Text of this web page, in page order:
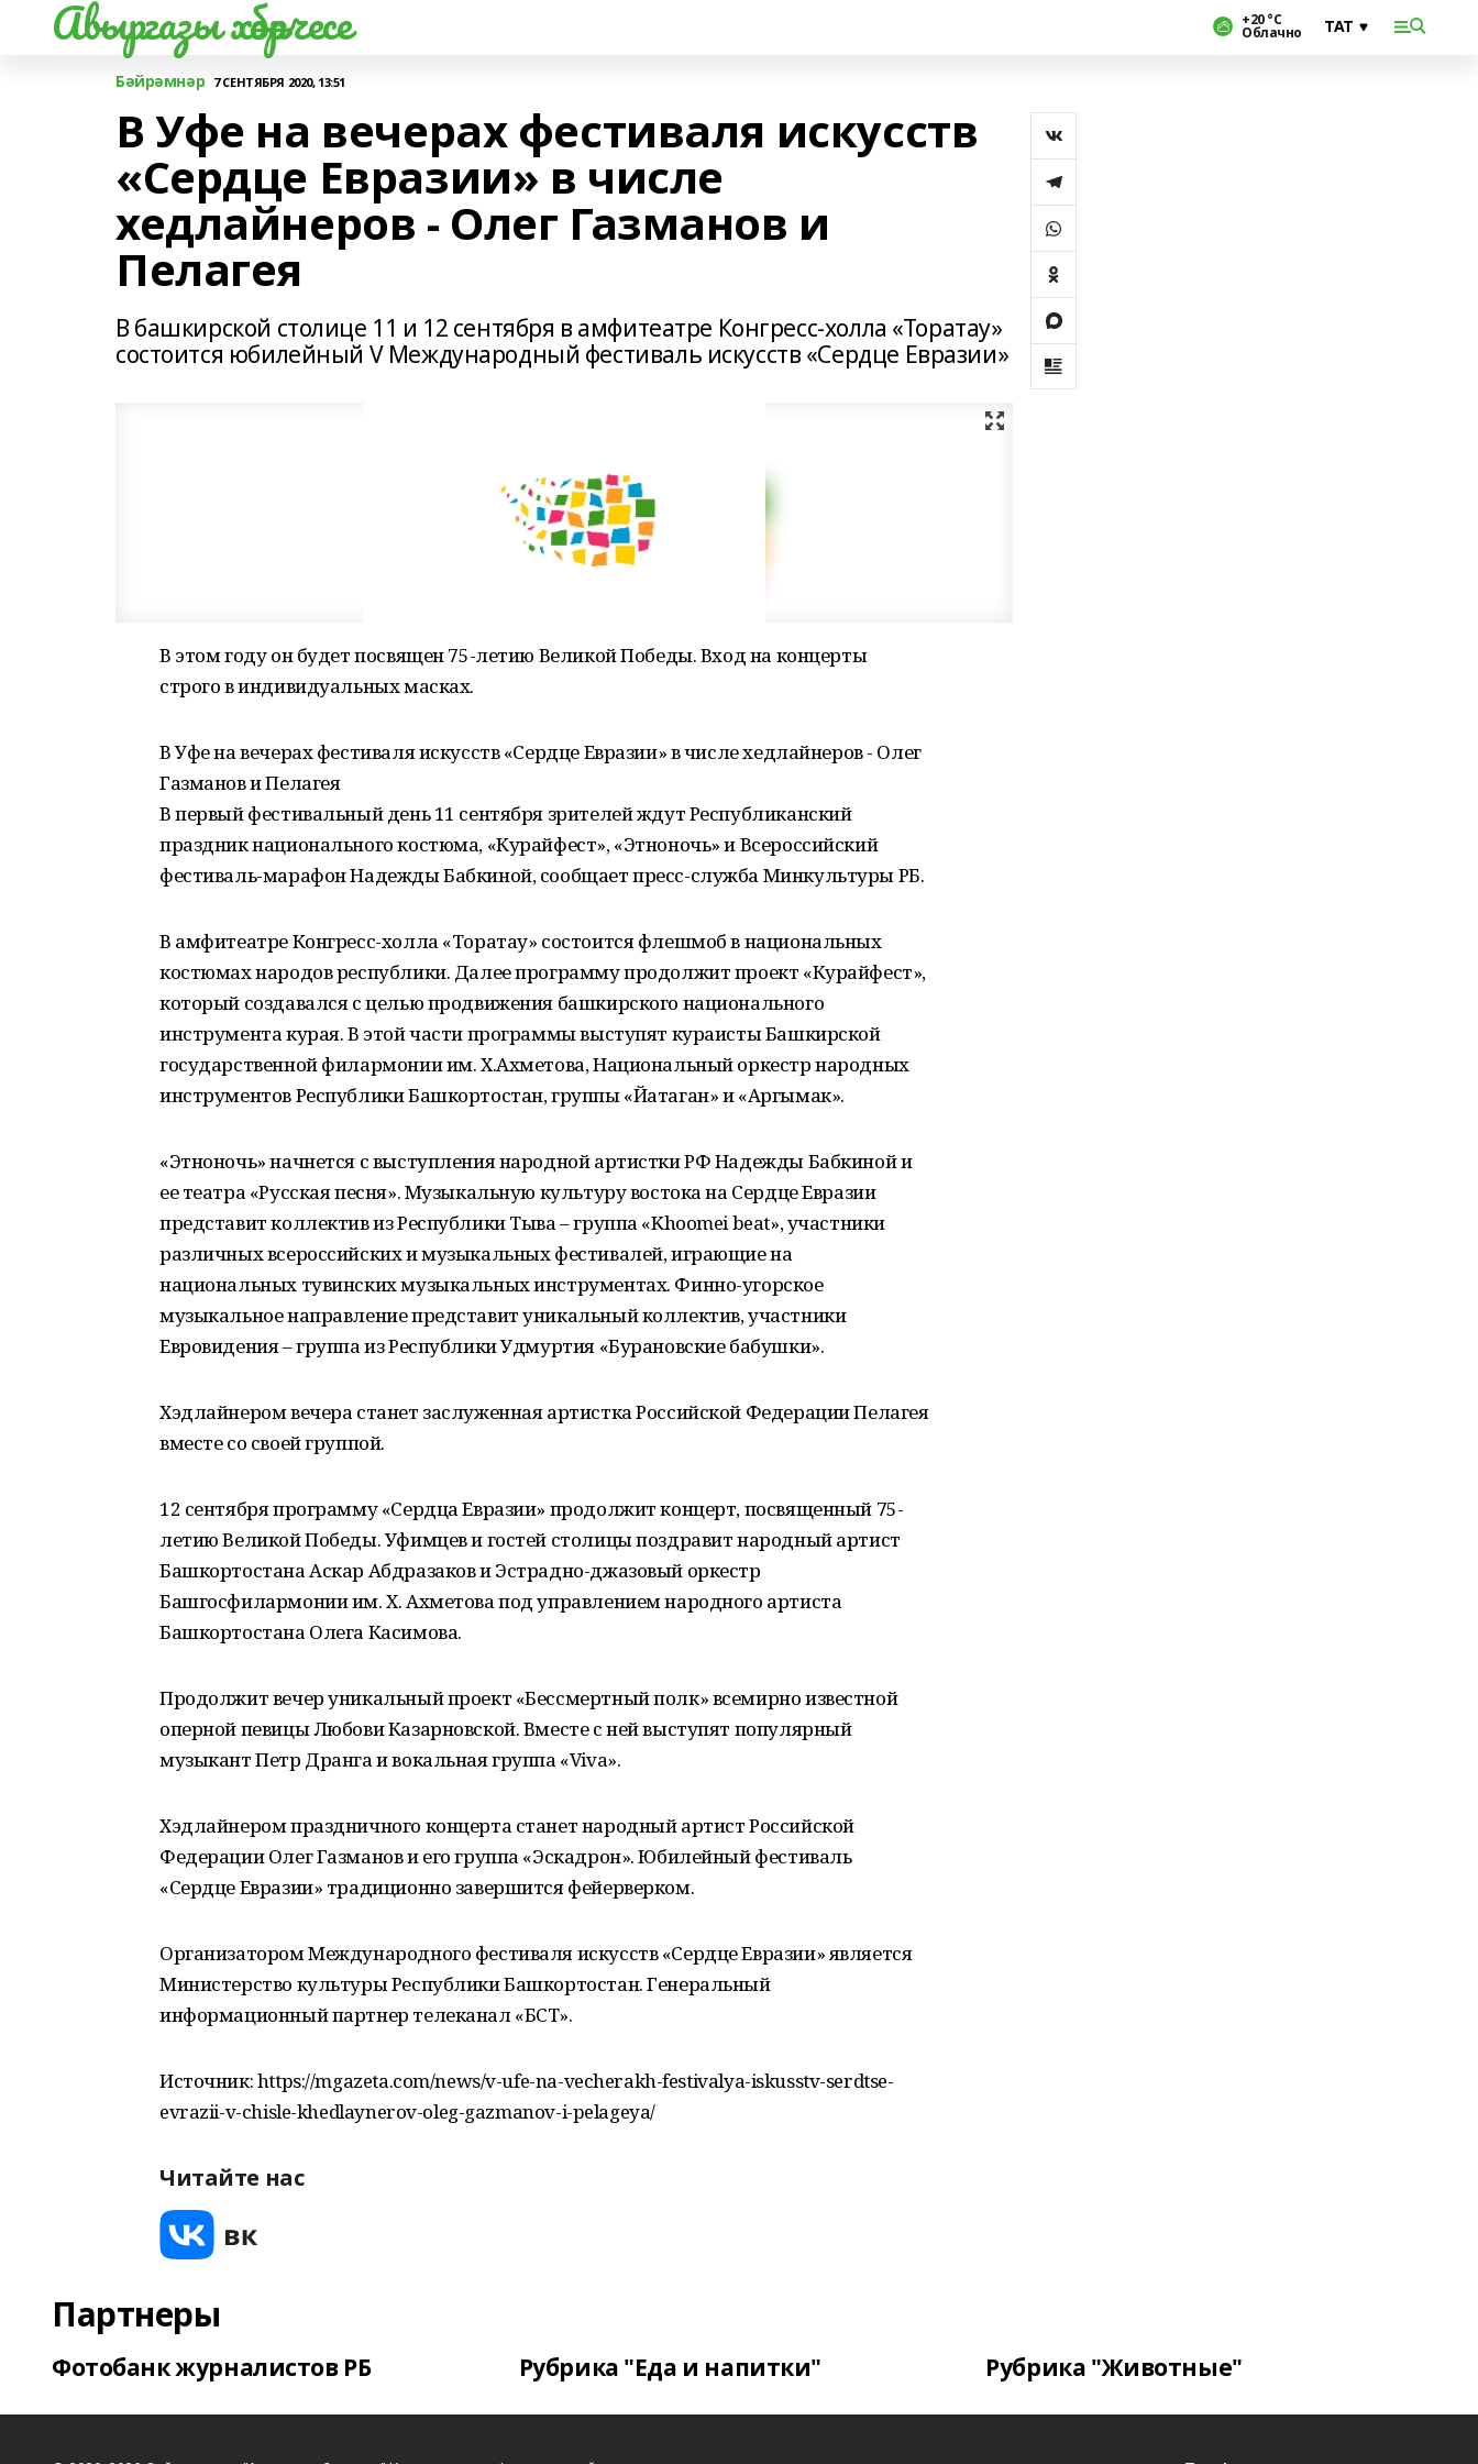
Авыргазы хәбәрчесе +20 °С
Облачно
Бәйрәмнәр 7 СЕНТЯБРЯ 2020, 13:51
В Уфе на вечерах фестиваля искусств
«Сердце Евразии» в числе
хедлайнеров - Олег Газманов и
Пелагея
В башкирской столице 11 и 12 сентября в амфитеатре Конгресс-холла «Торатау»
состоится юбилейный V Международный фестиваль искусств «Сердце Евразии»
В этом году он будет посвящен 75-летию Великой Победы. Вход на концерты
строго в индивидуальных масках.
В Уфе на вечерах фестиваля искусств «Сердце Евразии» в числе хедлайнеров - Олег
Газманов и Пелагея
В первый фестивальный день 11 сентября зрителей ждут Республиканский
праздник национального костюма, «Курайфест», «Этноночь» и Всероссийский
фестиваль-марафон Надежды Бабкиной, сообщает пресс-служба Минкультуры РБ.
В амфитеатре Конгресс-холла «Торатау» состоится флешмоб в национальных
костюмах народов республики. Далее программу продолжит проект «Курайфест»,
который создавался с целью продвижения башкирского национального
инструмента курая. В этой части программы выступят кураисты Башкирской
государственной филармонии им. Х.Ахметова, Национальный оркестр народных
инструментов Республики Башкортостан, группы «Йатаган» и «Аргымак».
«Этноночь» начнется с выступления народной артистки РФ Надежды Бабкиной и
ее театра «Русская песня». Музыкальную культуру востока на Сердце Евразии
представит коллектив из Республики Тыва – группа «Khoomei beat», участники
различных всероссийских и музыкальных фестивалей, играющие на
национальных тувинских музыкальных инструментах. Финно-угорское
музыкальное направление представит уникальный коллектив, участники
Евровидения – группа из Республики Удмуртия «Бурановские бабушки».
Хэдлайнером вечера станет заслуженная артистка Российской Федерации Пелагея
вместе со своей группой.
12 сентября программу «Сердца Евразии» продолжит концерт, посвященный 75-
летию Великой Победы. Уфимцев и гостей столицы поздравит народный артист
Башкортостана Аскар Абдразаков и Эстрадно-джазовый оркестр
Башгосфилармонии им. Х. Ахметова под управлением народного артиста
Башкортостана Олега Касимова.
Продолжит вечер уникальный проект «Бессмертный полк» всемирно известной
оперной певицы Любови Казарновской. Вместе с ней выступят популярный
музыкант Петр Дранга и вокальная группа «Viva».
Хэдлайнером праздничного концерта станет народный артист Российской
Федерации Олег Газманов и его группа «Эскадрон». Юбилейный фестиваль
«Сердце Евразии» традиционно завершится фейерверком.
Организатором Международного фестиваля искусств «Сердце Евразии» является
Министерство культуры Республики Башкортостан. Генеральный
информационный партнер телеканал «БСТ».
Источник: https://mgazeta.com/news/v-ufe-na-vecherakh-festivalya-iskusstv-serdtse-
evrazii-v-chisle-khedlaynerov-oleg-gazmanov-i-pelageya/
Читайте нас
Партнеры
Фотобанк журналистов РБ Рубрика "Еда и напитки" Рубрика "Животные"